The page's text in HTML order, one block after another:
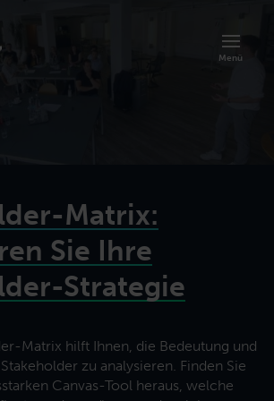
Menü
und Programme der Me & Company Akademie
Erfolgsgeschichten agiler Arbeit.
agile Art der Zusammenarbeit.
Matrix:
Sie Ihre
Strategie
Matrix hilft Ihnen, die Bedeutung und
zu analysieren. Finden Sie
Canvas-Tool heraus, welche